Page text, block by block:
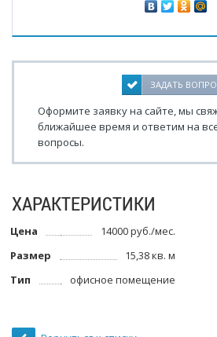
ЗАДАТЬ
Оформите заявку на сайте, мы
ближайшее время и ответим на
вопросы.
ХАРАКТЕРИСТИКИ
Цена
14000 руб./мес.
Размер
15,38 кв. м
Тип
офисное помещение